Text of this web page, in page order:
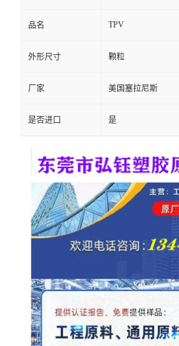
品名 TPV
外形尺寸 颗粒
厂家 美国塞拉尼斯
是否进口 是